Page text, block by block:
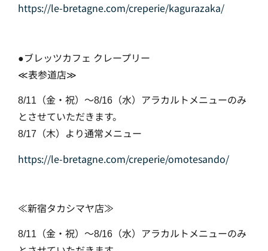
https://le-bretagne.com/creperie/kagurazaka/
●ブレッツカフェ クレープリー
≪表参道店≫
8/11 （金・祝）～8/16
（水）アラカルトメニューのみ
とさせていただきます。
8/17
（木）より通常メニュー
https://le-bretagne.com/creperie/omotesando/
≪新宿タカシマヤ店≫
8/11 （金・祝）～8/16
（水）アラカルトメニューのみ